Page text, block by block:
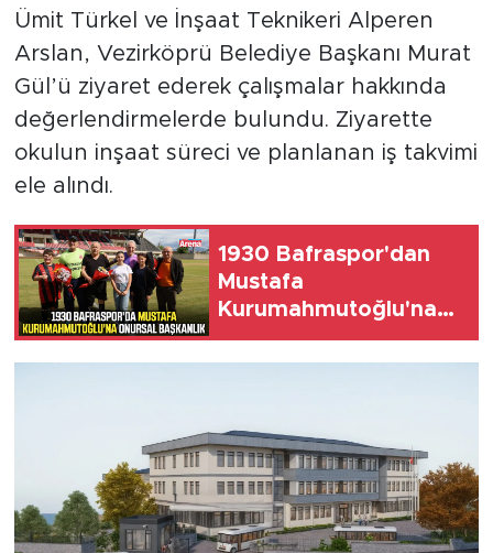
Ümit Türkel ve İnşaat Teknikeri Alperen
Arslan, Vezirköprü Belediye Başkanı Murat
Gül’ü ziyaret ederek çalışmalar hakkında
değerlendirmelerde bulundu. Ziyarette
okulun inşaat süreci ve planlanan iş takvimi
ele alındı.
1930 Bafraspor'dan
Mustafa
Kurumahmutoğlu'na
onursal başkanlık